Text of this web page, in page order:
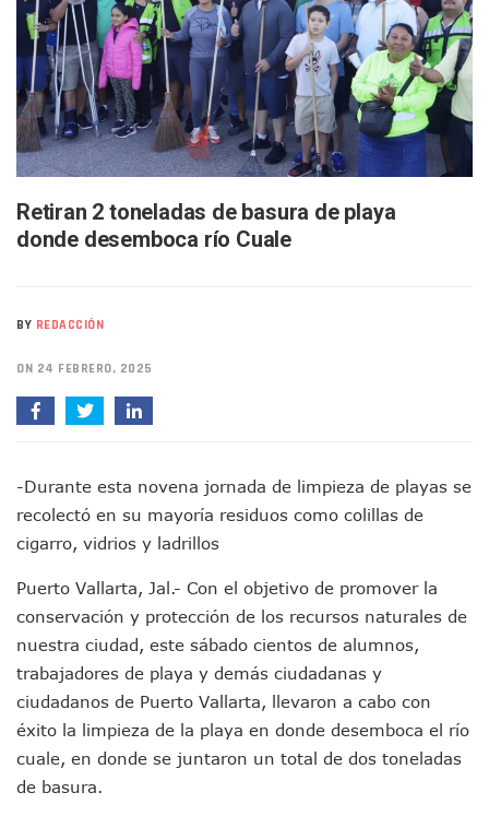
Buscan A Wilber Armando Colmenares Márquez,
Melissa Madero Exige Aclarar Sustento Legal De Las
Washington Enfrenta Una Emergencia Ambiental Por
Avanza Plan Para Construir Estadio De Tritones Vallarta;
Nuevas Concesiones De Taxis En Puerto Vallarta, ¿para
Mueren Cuatro Personas Tras Explosión De Una Pipa En
Bruno Blancas Lleva El Mensaje De La Cuarta
Liberan 180 Crías De Iguana Verde En El Estero El Salado
Ofrecerán Asesoría Jurídica Gratuita En Puerto Vallarta
Juan Solís E Iris Torres Buscan Integrar La Planilla Del PAN
Partido Verde Conforma Su 12.º “Ejército Del Verde” En
Lluvias Y Oleaje Elevado Marcarán El Fin De Semana En
Jóvenes En Movimiento Jalisco Renueva Su Dirigencia
En PV Encabezan Preferencias Morena Y Juan Carlos
Cae El “R1”, Presunto Autor Intelectual Del Homicidio De
Citan A Siete Integrantes De La Semar Por Investigación
IMSS Invierte 12.6 MDP En Remodelar Urgencias Del
En Abril 2027 Terminarán El Centro Regional De Autismo
Puerto Vallarta Fortalece Su Promoción En California Con
Accidente En Un RZR, Principal Hipótesis Por La Muerte
Este Viernes, Lemus Inaugurará El Sistema De
Nidos De Lluvia Busca Beneficiar A 100 Familias De
Retiran 2 toneladas de basura de playa
donde desemboca río Cuale
BY REDACCIÓN
ON 24 FEBRERO, 2025
-Durante esta novena jornada de limpieza de playas se
recolectó en su mayoría residuos como colillas de
cigarro, vidrios y ladrillos
Puerto Vallarta, Jal.- Con el objetivo de promover la
conservación y protección de los recursos naturales de
nuestra ciudad, este sábado cientos de alumnos,
trabajadores de playa y demás ciudadanas y
ciudadanos de Puerto Vallarta, llevaron a cabo con
éxito la limpieza de la playa en donde desemboca el río
cuale, en donde se juntaron un total de dos toneladas
de basura.